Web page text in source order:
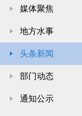
媒体聚焦
地方水事
头条新闻
部门动态
通知公示